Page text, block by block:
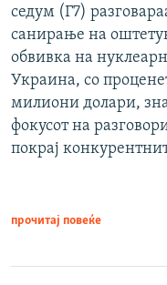
седум (Г7)
санирање на
обвивка на
Украина, со
милиони долари,
фокусот на
покрај
прочитај повеќе